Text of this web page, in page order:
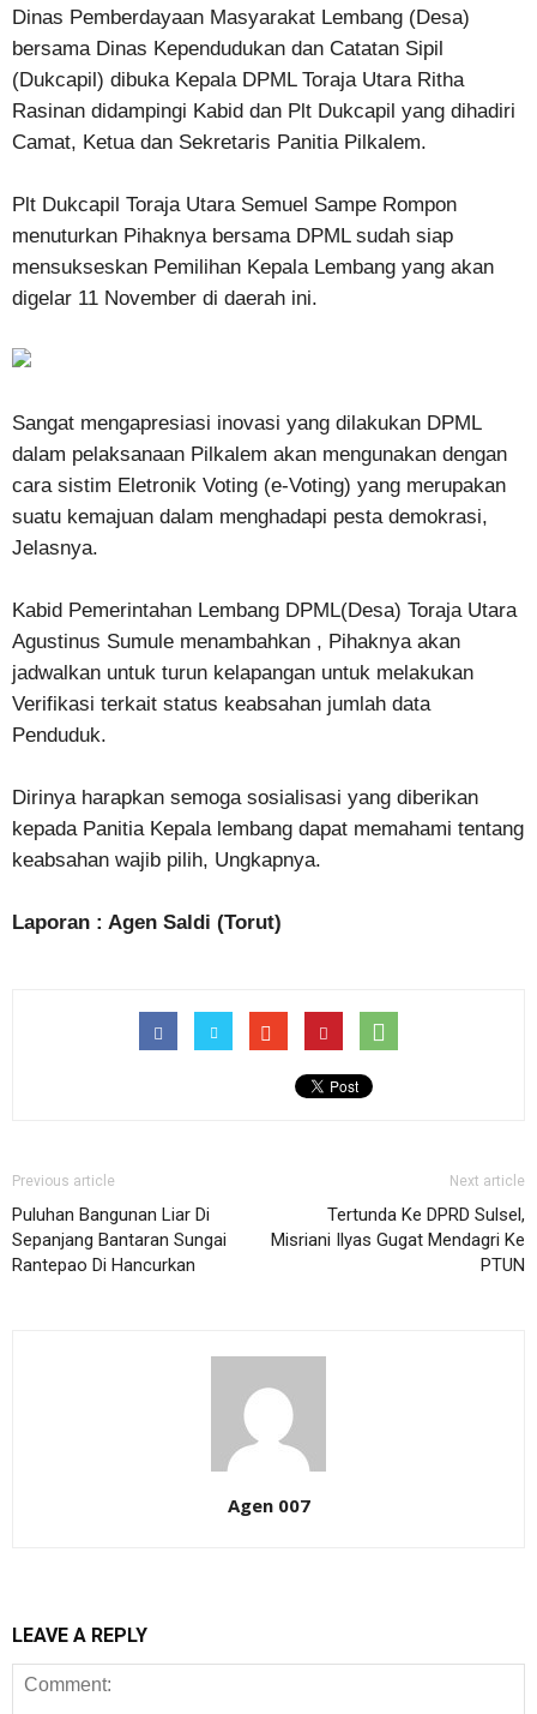
Dinas Pemberdayaan Masyarakat Lembang (Desa)
bersama Dinas Kependudukan dan Catatan Sipil
(Dukcapil) dibuka Kepala DPML Toraja Utara Ritha
Rasinan didampingi Kabid dan Plt Dukcapil yang dihadiri
Camat, Ketua dan Sekretaris Panitia Pilkalem.
Plt Dukcapil Toraja Utara Semuel Sampe Rompon
menuturkan Pihaknya bersama DPML sudah siap
mensukseskan Pemilihan Kepala Lembang yang akan
digelar 11 November di daerah ini.
Sangat mengapresiasi inovasi yang dilakukan DPML
dalam pelaksanaan Pilkalem akan mengunakan dengan
cara sistim Eletronik Voting (e-Voting) yang merupakan
suatu kemajuan dalam menghadapi pesta demokrasi,
Jelasnya.
Kabid Pemerintahan Lembang DPML(Desa) Toraja Utara
Agustinus Sumule menambahkan , Pihaknya akan
jadwalkan untuk turun kelapangan untuk melakukan
Verifikasi terkait status keabsahan jumlah data
Penduduk.
Dirinya harapkan semoga sosialisasi yang diberikan
kepada Panitia Kepala lembang dapat memahami tentang
keabsahan wajib pilih, Ungkapnya.
Laporan : Agen Saldi (Torut)
Previous article
Puluhan Bangunan Liar Di
Sepanjang Bantaran Sungai
Rantepao Di Hancurkan
Next article
Tertunda Ke DPRD Sulsel,
Misriani Ilyas Gugat Mendagri Ke
PTUN
Agen 007
LEAVE A REPLY